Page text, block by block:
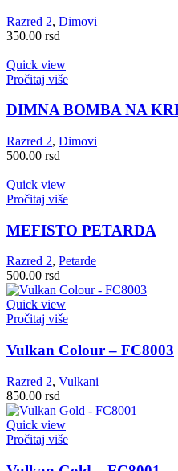
Razred 2, Dimovi
350.00 rsd
Quick view
Pročitaj više
DIMNA BOMBA NA
Razred 2, Dimovi
500.00 rsd
Quick view
Pročitaj više
MEFISTO PETARDA
Razred 2, Petarde
500.00 rsd
Quick view
Pročitaj više
Vulkan Colour – FC8003
Razred 2, Vulkani
850.00 rsd
Quick view
Pročitaj više